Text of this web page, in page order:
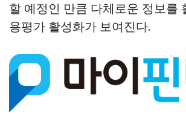
할 예정인 만큼 다체로운 정보를
용평가 활성화가 보여진다.